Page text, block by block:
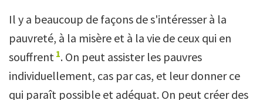
Il y a beaucoup de façons de s'intéresser à la
pauvreté, à la misère et à la vie de ceux qui en
souffrent 1. On peut assister les pauvres
individuellement, cas par cas, et leur donner ce
qui paraît possible et adéquat. On peut créer des